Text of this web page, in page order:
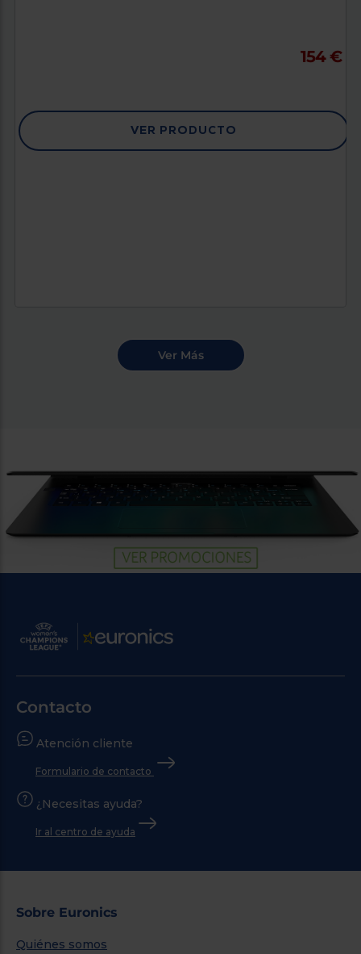
154 €
VER PRODUCTO
Contacto
Atención cliente
Formulario de contacto
¿Necesitas ayuda?
Ir al centro de ayuda
Sobre Euronics
Quiénes somos